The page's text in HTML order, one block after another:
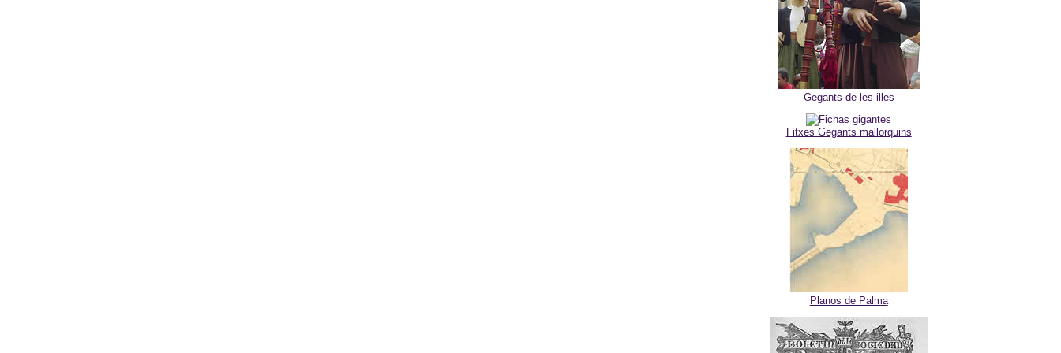
Gegants de les illes
Fitxes Gegants mallorquins
Planos de Palma